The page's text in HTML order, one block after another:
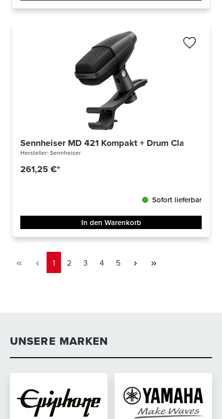
Sennheiser MD 421 Kompakt + Drum Clamp
Hersteller: Sennheiser
261,25 €*
Sofort lieferbar
In den Warenkorb
Seite
1 Seite
2 Seite
3 Seite
4 Seite
5
UNSERE MARKEN